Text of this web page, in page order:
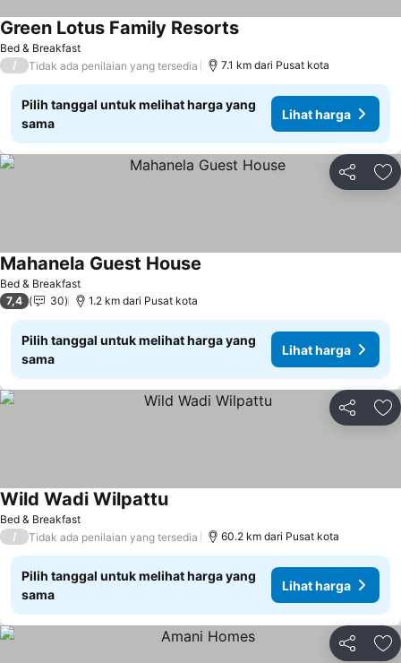
Bed & Breakfast
Green Lotus Family Resorts
/ Tidak ada penilaian yang tersedia 7.1 km dari Pusat kota
Pilih tanggal untuk melihat harga yang
sama
Lihat harga
Bagikan
Bed & Breakfast
Mahanela Guest House
7,4 30 1.2 km dari Pusat kota
Pilih tanggal untuk melihat harga yang
sama
Lihat harga
Bagikan
Bed & Breakfast
Wild Wadi Wilpattu
/ Tidak ada penilaian yang tersedia 60.2 km dari Pusat kota
Pilih tanggal untuk melihat harga yang
sama
Lihat harga
Bagikan